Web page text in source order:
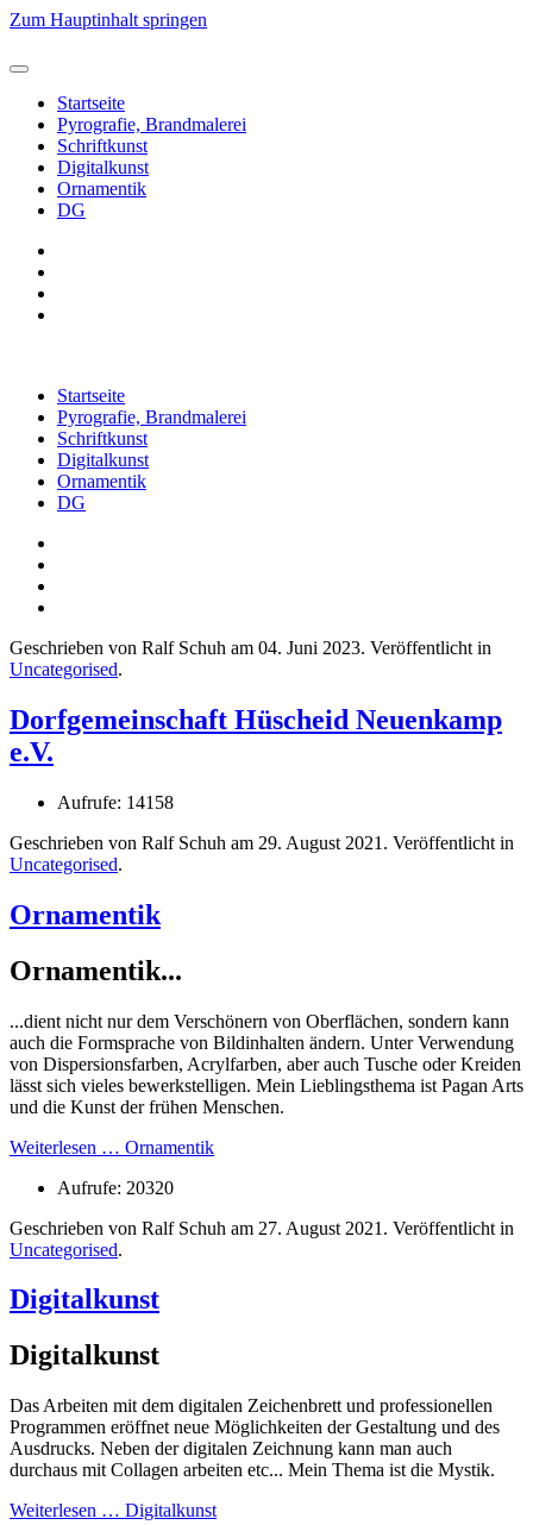
Zum Hauptinhalt springen
Startseite
Pyrografie, Brandmalerei
Schriftkunst
Digitalkunst
Ornamentik
DG
Startseite
Pyrografie, Brandmalerei
Schriftkunst
Digitalkunst
Ornamentik
DG
Geschrieben von Ralf Schuh am 04. Juni 2023. Veröffentlicht in
Uncategorised.
Dorfgemeinschaft Hüscheid Neuenkamp
e.V.
Aufrufe: 14158
Geschrieben von Ralf Schuh am 29. August 2021 . Veröffentlicht in
Uncategorised.
Ornamentik
Ornamentik...
...dient nicht nur dem Verschönern von Oberflächen, sondern kann
auch die Formsprache von Bildinhalten ändern. Unter Verwendung
von Dispersionsfarben, Acrylfarben, aber auch Tusche oder Kreiden
lässt sich vieles bewerkstelligen. Mein Lieblingsthema ist Pagan Arts
und die Kunst der frühen Menschen.
Weiterlesen … Ornamentik
Aufrufe: 20320
Geschrieben von Ralf Schuh am 27. August 2021 . Veröffentlicht in
Uncategorised.
Digitalkunst
Digitalkunst
Das Arbeiten mit dem digitalen Zeichenbrett und professionellen
Programmen eröffnet neue Möglichkeiten der Gestaltung und des
Ausdrucks. Neben der digitalen Zeichnung kann man auch
durchaus mit Collagen arbeiten etc... Mein Thema ist die Mystik.
Weiterlesen … Digitalkunst